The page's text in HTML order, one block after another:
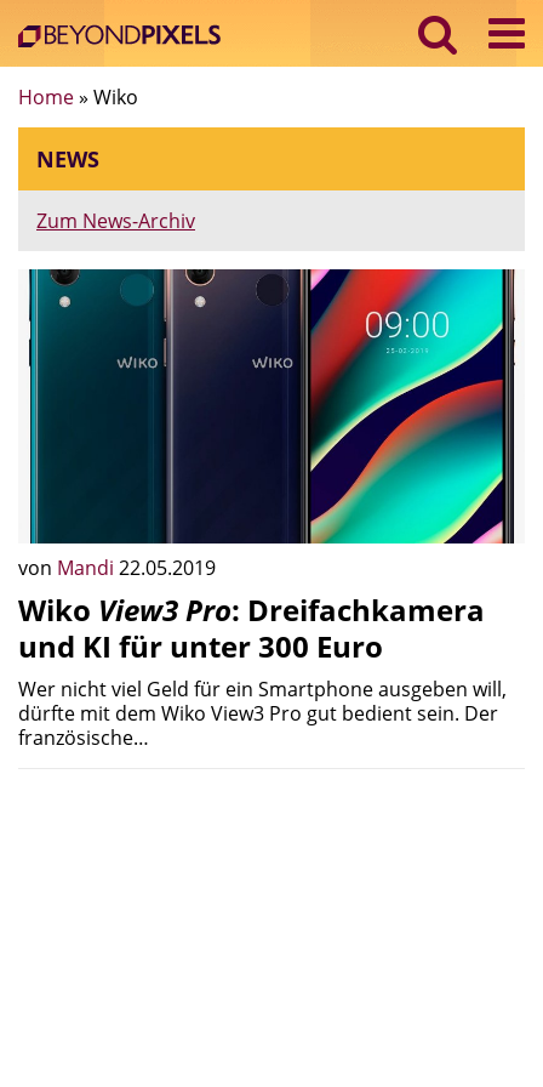
Home» Wiko
NEWS
Zum News-Archiv
von Mandi 22.05.2019
Wiko View3 Pro: Dreifachkamera
und KI für unter 300 Euro
Wer nicht viel Geld für ein Smartphone ausgeben will,
dürfte mit dem Wiko View3 Pro gut bedient sein. Der
französische…